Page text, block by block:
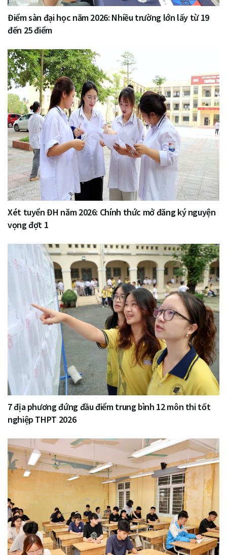
Điểm sàn đại học năm 2026: Nhiều trường lớn lấy từ 19
đến 25 điểm
Xét tuyển ĐH năm 2026: Chính thức mở đăng ký nguyện
vọng đợt 1
7 địa phương đứng đầu điểm trung bình 12 môn thi tốt
nghiệp THPT 2026